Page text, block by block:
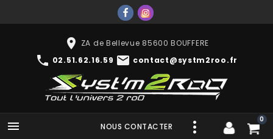
place ZA de Bellevue 85600 BOUFFERE
phone 02.51.62.16.59 mail contact@systm2roo.fr
 0
NOUS CONTACTER